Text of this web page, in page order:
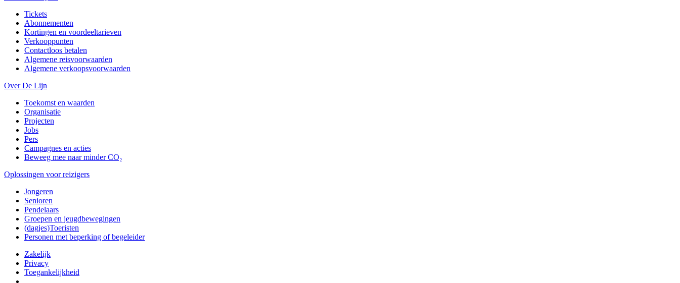
Tickets
Abonnementen
Kortingen en voordeeltarieven
Verkooppunten
Contactloos betalen
Algemene reisvoorwaarden
Algemene verkoopsvoorwaarden
Over De Lijn
Toekomst en waarden
Organisatie
Projecten
Jobs
Pers
Campagnes en acties
Beweeg mee naar minder CO₂
Oplossingen voor reizigers
Jongeren
Senioren
Pendelaars
Groepen en jeugdbewegingen
(dagjes)Toeristen
Personen met beperking of begeleider
Zakelijk
Privacy
Toegankelijkheid